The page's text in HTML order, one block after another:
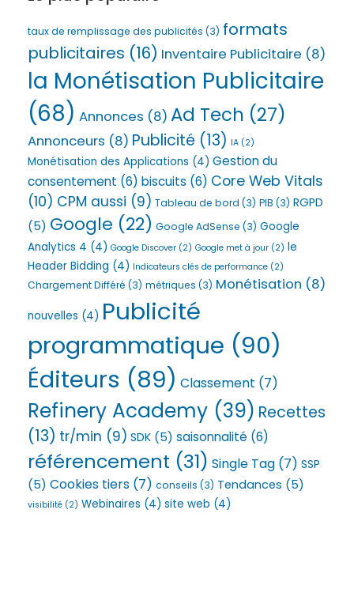
taux de remplissage des publicités (3) formats
publicitaires (16) Inventaire Publicitaire (8)
la Monétisation Publicitaire
(68) Annonces (8) Ad Tech (27)
Annonceurs (8) Publicité (13) IA (2)
Monétisation des Applications (4) Gestion du
consentement (6) biscuits (6) Core Web Vitals
(10) CPM aussi (9) Tableau de bord (3) PIB (3) RGPD
(5) Google (22) Google AdSense (3) Google
Analytics 4 (4) Google Discover (2) Google met à jour (2) le
Header Bidding (4) Indicateurs clés de performance (2)
Chargement Différé (3) métriques (3) Monétisation (8)
nouvelles (4) Publicité
programmatique (90)
Éditeurs (89) Classement (7)
Refinery Academy (39) Recettes
(13) tr/min (9) SDK (5) saisonnalité (6)
référencement (31) Single Tag (7) SSP
(5) Cookies tiers (7) conseils (3) Tendances (5)
visibilité (2) Webinaires (4) site web (4)